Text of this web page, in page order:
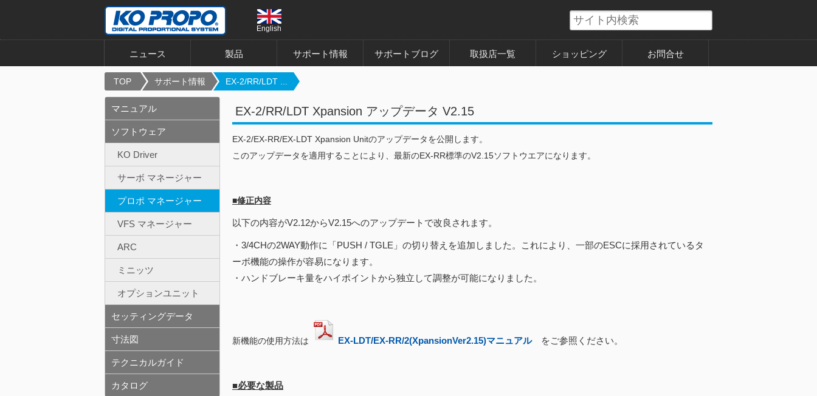
English
ニュース 製品 サポート情報 サポートブログ 取扱店一覧 ショッピング お問合せ
TOP サポート情報 EX-2/RR/LDT ...
EX-2/RR/LDT Xpansion アップデータ V2.15
EX-2/EX-RR/EX-LDT Xpansion Unitのアップデータを公開します。
このアップデータを適用することにより、最新のEX-RR標準のV2.15ソフトウエアになります。
■修正内容
以下の内容がV2.12からV2.15へのアップデートで改良されます。
・3/4CHの2WAY動作に「PUSH / TGLE」の切り替えを追加しました。これにより、一部のESCに採用されているタ
ーボ機能の操作が容易になります。
・ハンドブレーキ量をハイポイントから独立して調整が可能になりました。
新機能の使用方法は EX-LDT/EX-RR/2(XpansionVer2.15)マニュアルをご参照ください。
■必要な製品
マニュアル
ソフトウェア
KO Driver
サーボ マネージャー
プロポ マネージャー
VFS マネージャー
ARC
ミニッツ
オプションユニット
セッティングデータ
寸法図
テクニカルガイド
カタログ